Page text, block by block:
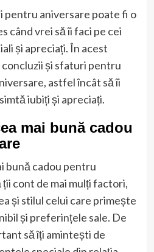
pentru aniversare poate fi o
când vrei să îi faci pe cei
și apreciați. În acest
și sfaturi pentru
astfel încât să îi
iubiți și apreciați.
mai bună cadou
bună cadou pentru
cont de mai mulți factori,
și stilul celui care primește
și preferințele sale. De
să îți amintești de